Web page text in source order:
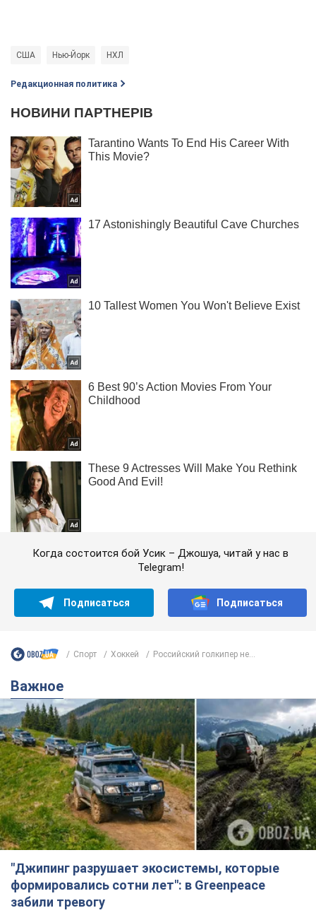
США Нью-Йорк НХЛ
Редакционная политика
Когда состоится бой Усик – Джошуа, читай у нас в
Telegram!
Подписаться Подписаться
Спорт Хоккей Российский голкипер не...
Важное
"Джипинг разрушает экосистемы, которые
формировались сотни лет": в Greenpeace
забили тревогу